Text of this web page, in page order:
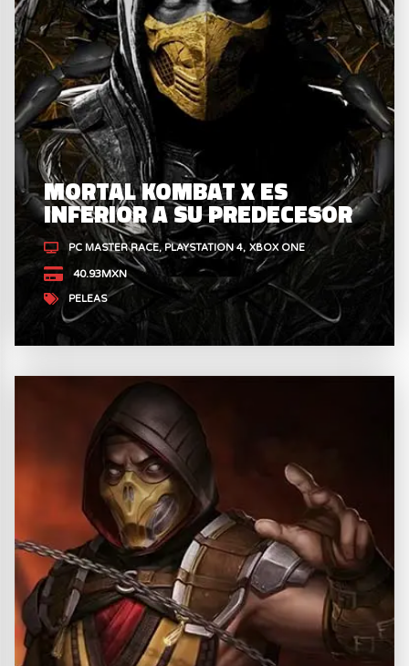
MORTAL KOMBAT X ES
INFERIOR A SU PREDECESOR
PC MASTER RACE PLAYSTATION 4 XBOX ONE
40.93MXN
PELEAS